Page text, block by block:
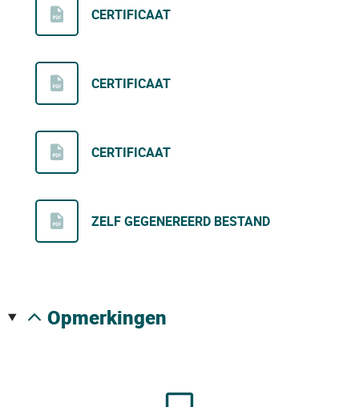
CERTIFICAAT
CERTIFICAAT
CERTIFICAAT
ZELF GEGENEREERD BESTAND
opmerkingen